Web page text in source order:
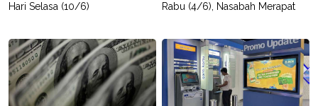
Hari Selasa (10/6)
Rabu (4/6), Nasabah Merapat